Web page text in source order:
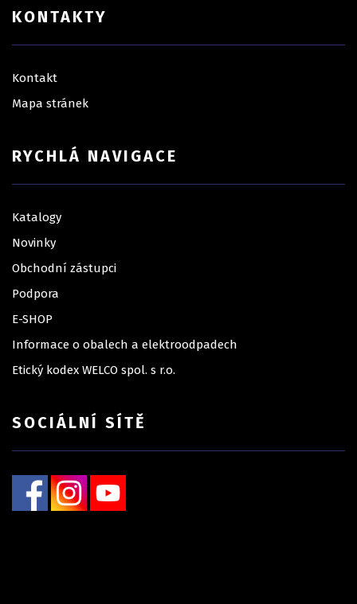
KONTAKTY
Kontakt
Mapa stránek
RYCHLÁ NAVIGACE
Katalogy
Novinky
Obchodní zástupci
Podpora
E-SHOP
Informace o obalech a elektroodpadech
Etický kodex WELCO spol. s r.o.
SOCIÁLNÍ SÍTĚ